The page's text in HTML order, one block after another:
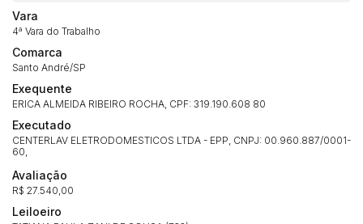
Vara
4ª Vara do Trabalho
Comarca
Santo André/SP
Exequente
ERICA ALMEIDA RIBEIRO ROCHA, CPF: 319.190.608 80
Executado
CENTERLAV ELETRODOMESTICOS LTDA - EPP, CNPJ: 00.960.887/0001-
60,
Avaliação
R$ 27.540,00
Leiloeiro